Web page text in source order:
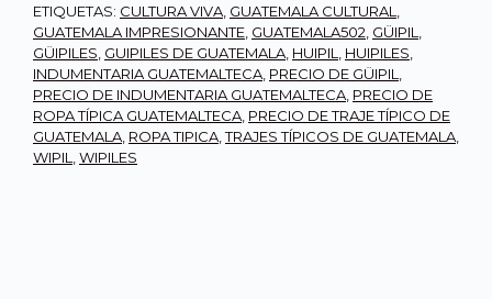
ETIQUETAS: CULTURA VIVA GUATEMALA CULTURAL
GUATEMALA IMPRESIONANTE GUATEMALA502 GÜIPIL
GÜIPILES GUIPILES DE GUATEMALA HUIPIL HUIPILES
INDUMENTARIA GUATEMALTECA PRECIO DE GÜIPIL
PRECIO DE INDUMENTARIA GUATEMALTECA PRECIO DE
ROPA TÍPICA GUATEMALTECA PRECIO DE TRAJE TÍPICO DE
GUATEMALA ROPA TIPICA ,TRAJES TÍPICOS DE GUATEMALA
WIPIL
WIPILES